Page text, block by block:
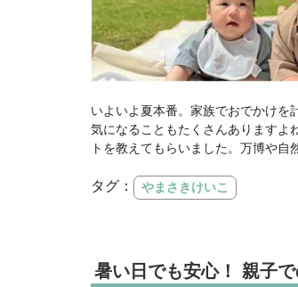
いよいよ夏本番。家族でおでかけを
気になることもたくさんありますよ
トを教えてもらいました。万博や
タグ： やまさきけいこ
暑い日でも安心！ 親子